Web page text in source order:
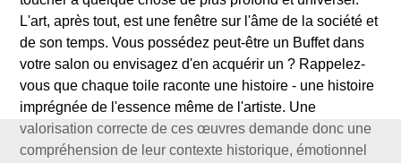
L'art, après tout, est une fenêtre sur l'âme de la société et
de son temps. Vous possédez peut-être un Buffet dans
votre salon ou envisagez d'en acquérir un ? Rappelez-
vous que chaque toile raconte une histoire - une histoire
imprégnée de l'essence même de l'artiste. Une
valorisation correcte de ces œuvres demande donc une
compréhension de leur contexte historique, émotionnel